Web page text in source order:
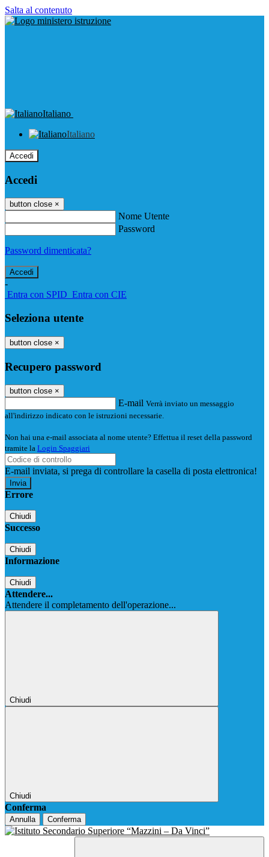
Salta al contenuto
Italiano
Italiano
Accedi
Accedi
button close ×
Nome Utente
Password
Password dimenticata?
-
Entra con SPID Entra con CIE
Seleziona utente
button close ×
Recupero password
button close ×
E-mail Verrà inviato un messaggio
all'indirizzo indicato con le istruzioni necessarie.
Non hai una e-mail associata al nome utente? Effettua il reset della password
tramite la Login Spaggiari
E-mail inviata, si prega di controllare la casella di posta elettronica!
Errore
Chiudi
Successo
Chiudi
Informazione
Chiudi
Attendere...
Attendere il completamento dell'operazione...
Chiudi
Chiudi
Conferma
Annulla Conferma